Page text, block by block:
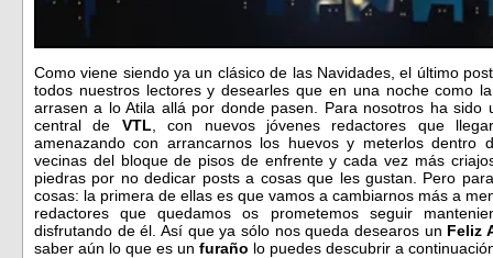
Como viene siendo ya un clásico de las Navidades, el último
todos nuestros lectores y desearles que en una noche como
arrasen a lo Atila allá por donde pasen. Para nosotros ha
central de VTL , con nuevos jóvenes redactores que
amenazando con arrancarnos los huevos y meterlos dentro
vecinas del bloque de pisos de enfrente y cada vez más
piedras por no dedicar posts a cosas que les gustan. Pero
cosas: la primera de ellas es que vamos a cambiarnos más a
redactores que quedamos os prometemos seguir
disfrutando de él. Así que ya sólo nos queda desearos un Feliz
saber aún lo que es un furaño lo puedes descubrir a